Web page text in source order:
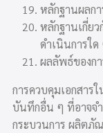
หลักฐานผลก
หลักฐานเกี่ย
ดำเนินการใ
ผลลัพธ์ของก
การควบคุมเอกสาร
บันทึกอื่น ๆ ที่อาจจ
กระบวนการ ผลิตภั